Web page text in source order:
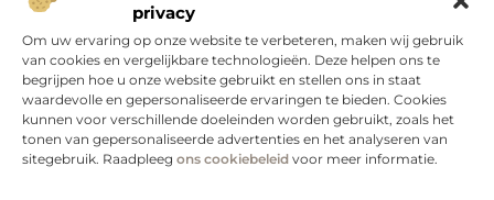
privacy
Om uw ervaring op onze website te verbeteren, maken wij gebruik
van cookies en vergelijkbare technologieën. Deze helpen ons te
begrijpen hoe u onze website gebruikt en stellen ons in staat
waardevolle en gepersonaliseerde ervaringen te bieden. Cookies
kunnen voor verschillende doeleinden worden gebruikt, zoals het
tonen van gepersonaliseerde advertenties en het analyseren van
sitegebruik. Raadpleeg ons cookiebeleid voor meer informatie.
Veilig vervoeren: waarom aanhangernetten onmisbaar
zijn
Als je regelmatig spullen vervoert met een aanhanger,
weet je hoe belangrijk het is om je lading veilig en stevig